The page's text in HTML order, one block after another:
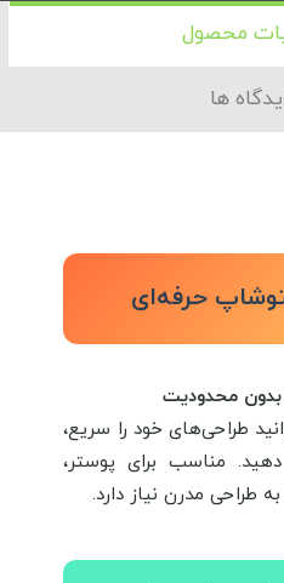
محصول
ها
حرفه‌ای
بدون محدودیت
طراحی‌های خود را سریع،
مناسب برای پوستر،
طراحی مدرن نیاز دارد.